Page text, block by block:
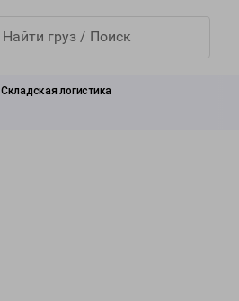
Складская логистика